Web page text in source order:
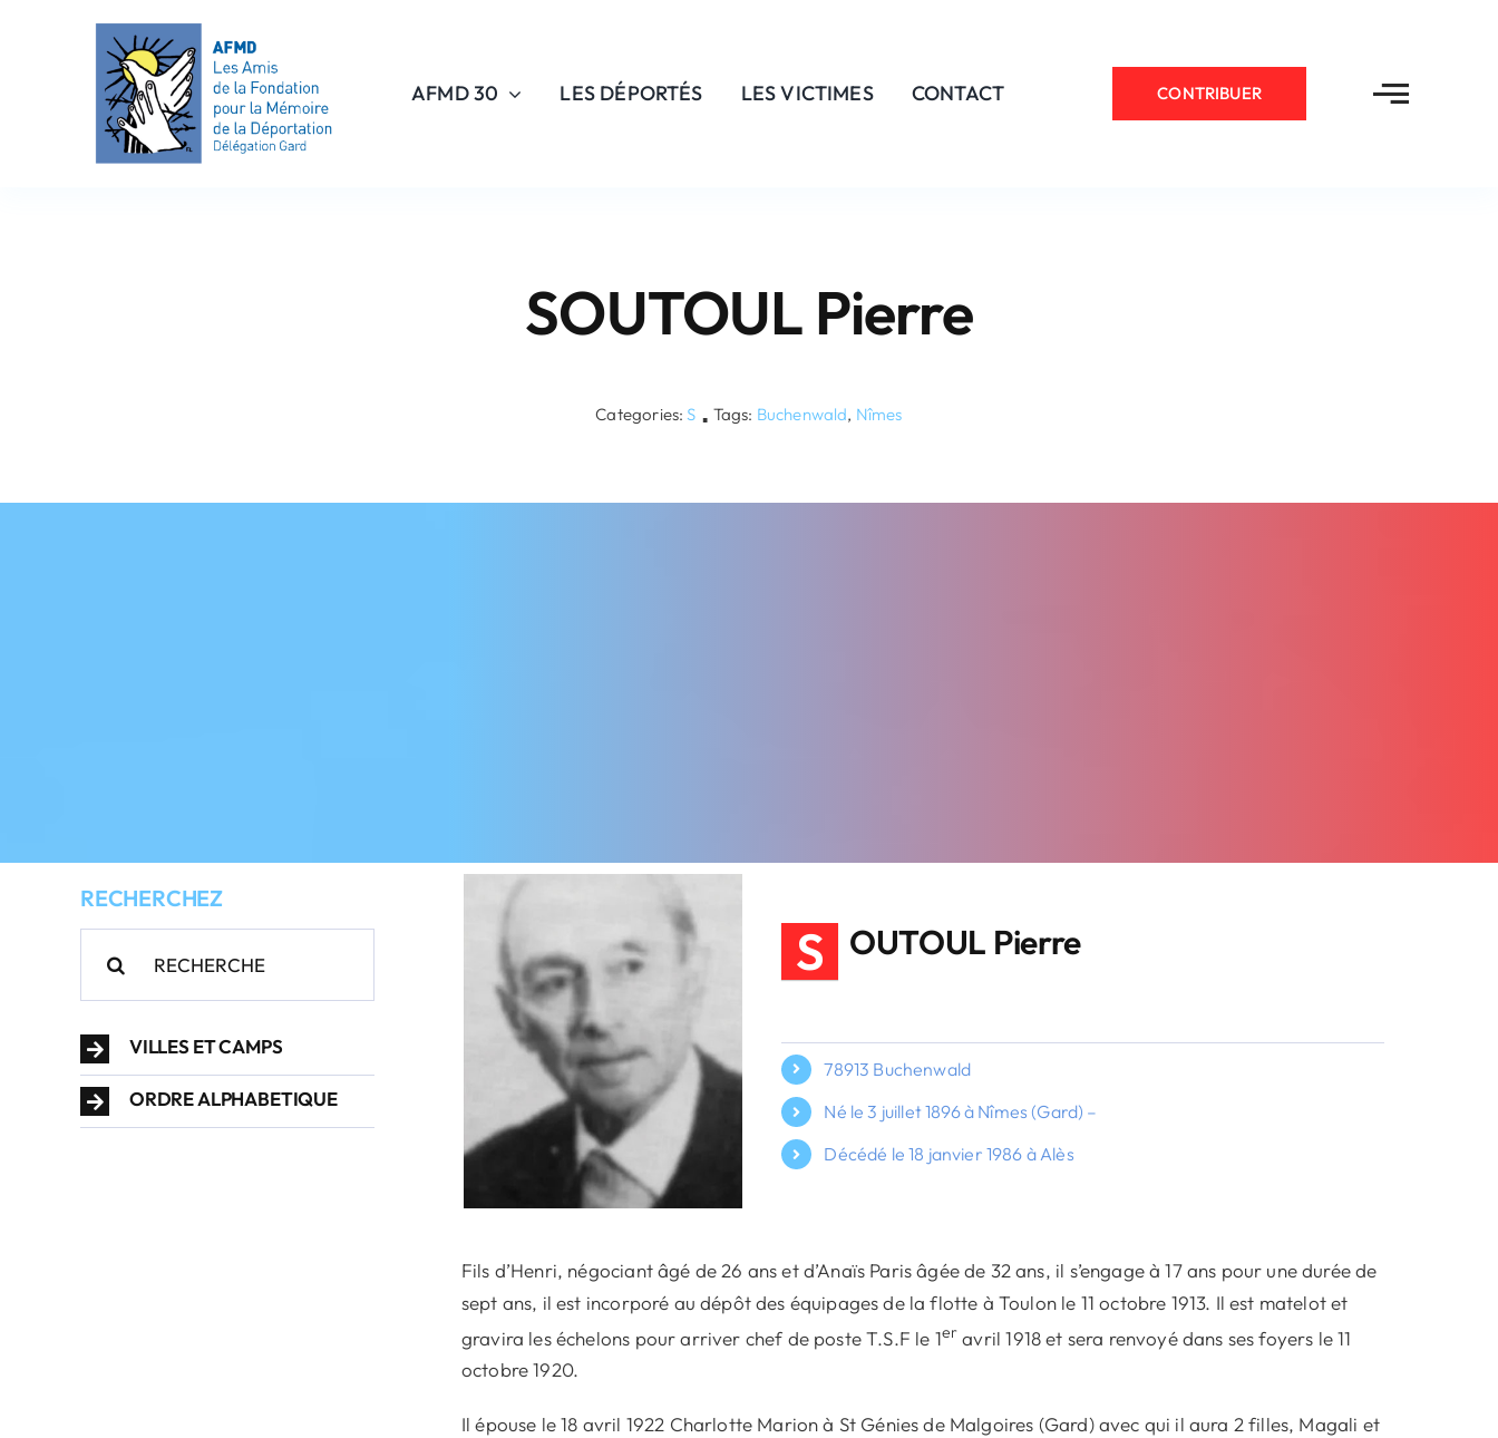
AFMD 30 LES DÉPORTÉS LES VICTIMES CONTACT CONTRIBUER
SOUTOUL Pierre
Categories:S ▪ Tags: Buchenwald, Nîmes
RECHERCHEZ
VILLES ET CAMPS
ORDRE ALPHABETIQUE
S OUTOUL Pierre
78913 Buchenwald
Né le 3 juillet 1896 à Nîmes (Gard) –
Décédé le 18 janvier 1986 à Alès
Fils d’Henri, négociant âgé de 26 ans et d’Anaïs Paris âgée de 32 ans, il s’engage à 17 ans pour une durée de
sept ans, il est incorporé au dépôt des équipages de la flotte à Toulon le 11 octobre 1913. Il est matelot et
gravira les échelons pour arriver chef de poste T.S.F le 1er avril 1918 et sera renvoyé dans ses foyers le 11
octobre 1920.
Il épouse le 18 avril 1922 Charlotte Marion à St Génies de Malgoires (Gard) avec qui il aura 2 filles, Magali et